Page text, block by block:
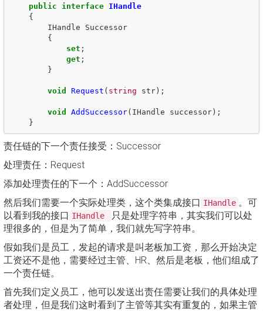
public interface
IHandle
{
IHandle
Successor
{
set ;
get ;
}
void Request ( string str);
void AddSuccessor( IHandle successor);
}
责任链的下一个责任接受：Successor
处理责任：Request
添加处理责任的下一个：AddSuccessor
然后我们需要一个实际处理类，这个类集成接口 IHandle 。可
以看到我的接口 IHandle
只是处理字符串，其实我们可以处
理很多的，但是为了简单，我们就先写字符串。
假如我们是员工，发起的请求是叫老板加工资，那么开始决定
工资还不是他，需要经过主管、HR、然后是老板，他们组成了
一个责任链。
首先我们定义员工，他可以发送出责任需要让我们的具体处理
者处理，但是我们这时看到了主管等其实有重复的，如果主管